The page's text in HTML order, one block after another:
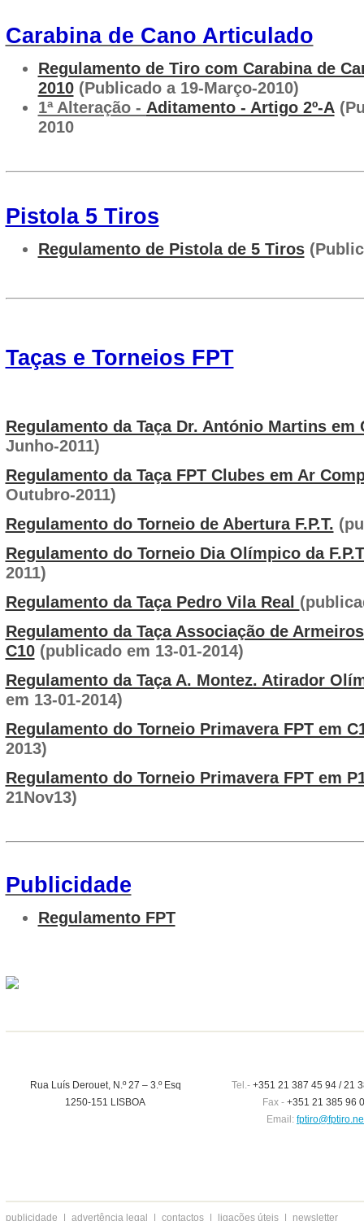
Carabina de Cano Articulado
Regulamento de Tiro com Carabina de
2010(Publicado a 19-Março-2010)
1ª Alteração - Aditamento - Artigo 2º-A
2010
Pistola 5 Tiros
Regulamento de Pistola de 5 Tiros
Taças e Torneios FPT
Regulamento da Taça Dr. António Martins em
Junho-2011)
Regulamento da Taça FPT Clubes em Ar
Outubro-2011)
Regulamento do Torneio de Abertura F.P.T.
Regulamento do Torneio Dia Olímpico da
2011)
Regulamento da Taça Pedro Vila Real
Regulamento da Taça Associação de
C10(publicado em 13-01-2014)
Regulamento da Taça A. Montez. Atirador
em 13-01-2014)
Regulamento do Torneio Primavera FPT em
2013)
Regulamento do Torneio Primavera FPT em
21Nov13)
Publicidade
Regulamento FPT
Rua Luís Derouet, N.º 27 – 3.º Esq
1250-151 LISBOA
Tel.-+351 21 387 45 94 / 21
Fax - +351 21 385 96
Email:
publicidade advertência legal contactos ligações úteis newsletter